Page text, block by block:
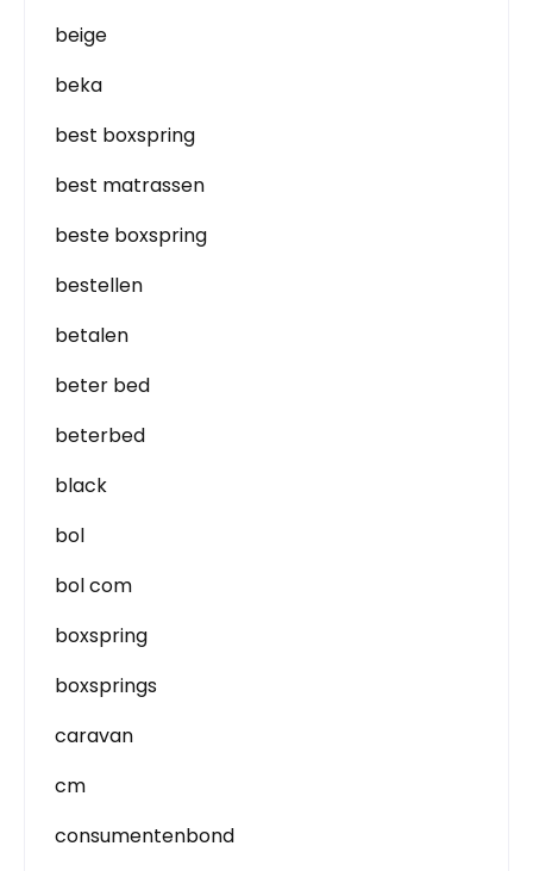
beige
beka
best boxspring
best matrassen
beste boxspring
bestellen
betalen
beter bed
beterbed
black
bol
bol com
boxspring
boxsprings
caravan
cm
consumentenbond